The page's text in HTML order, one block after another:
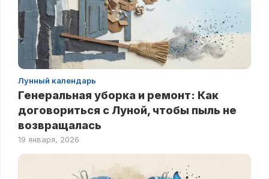
Лунный календарь
Генеральная уборка и ремонт: Как
договориться с Луной, чтобы пыль не
возвращалась
19 января, 2026